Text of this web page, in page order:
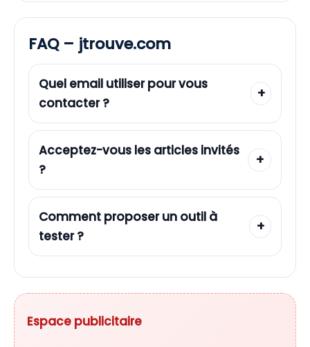
FAQ – jtrouve.com
Quel email utiliser pour vous
contacter ?
Acceptez-vous les articles invités
?
Comment proposer un outil à
tester ?
Espace publicitaire